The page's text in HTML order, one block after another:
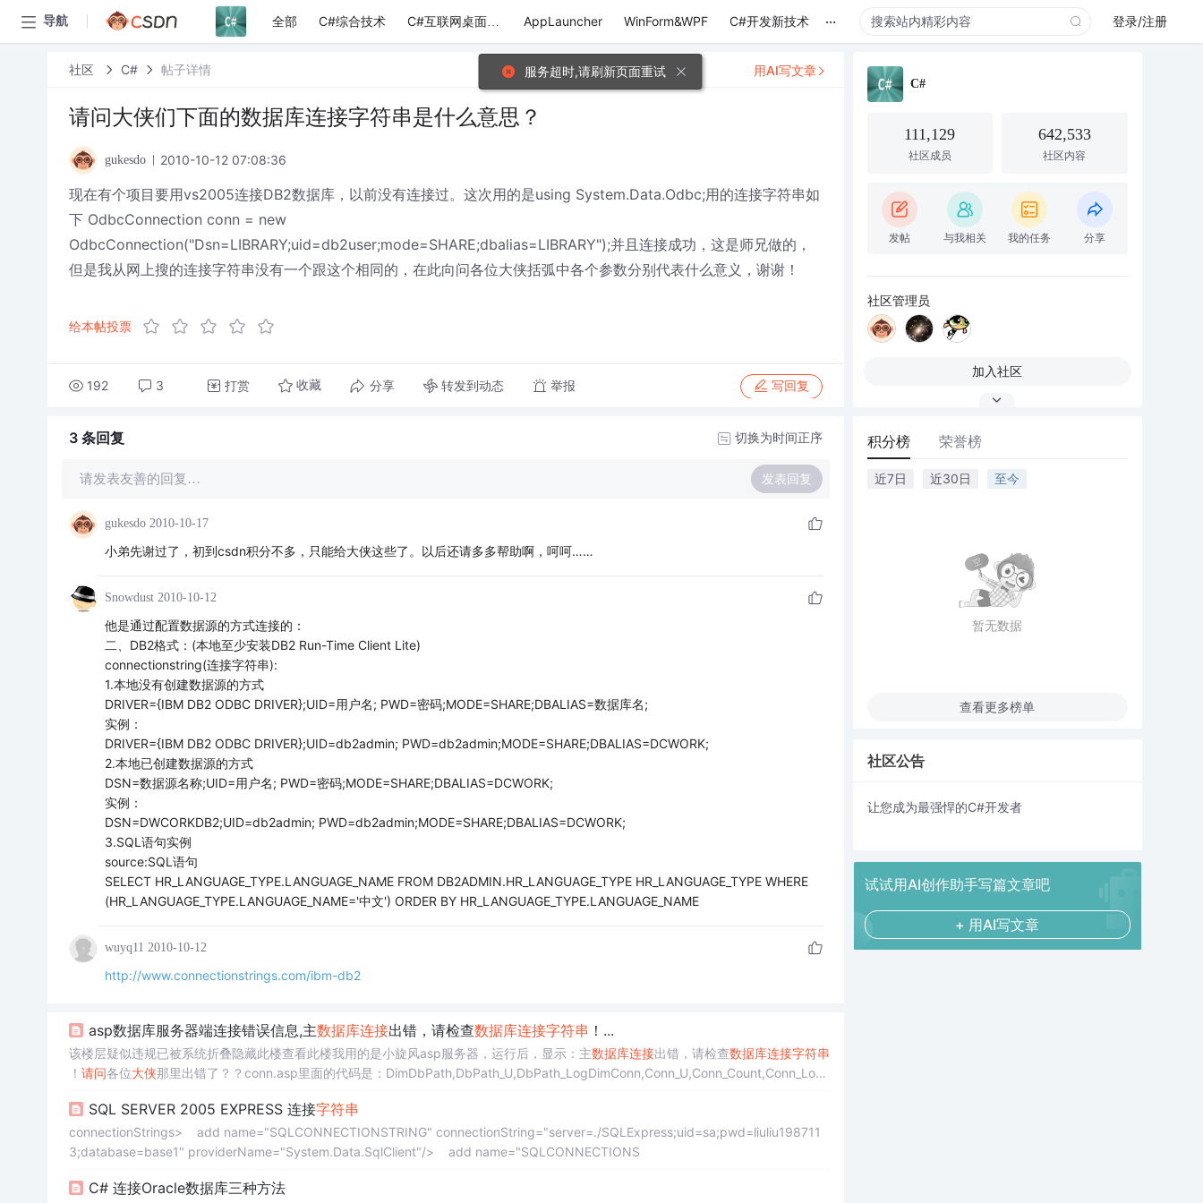
导航 全部 C#综合技术 C#互联网桌面应用 AppLauncher WinForm&WPF C#开发新技术 ... 登录/注册
社区 C# 帖子详情
请问大侠们下面的数据库连接字符串是什么意思？
gukesdo 2010-10-12 07:08:36
现在有个项目要用vs2005连接DB2数据库，以前没有连接过。这次用的是using System.Data.Odbc;用的连接字符串如
下 OdbcConnection conn = new
OdbcConnection("Dsn=LIBRARY;uid=db2user;mode=SHARE;dbalias=LIBRARY");并且连接成功，这是师兄做的，
但是我从网上搜的连接字符串没有一个跟这个相同的，在此向问各位大侠括弧中各个参数分别代表什么意义，谢谢！
给本帖投票
192 3 打赏 收藏 分享 转发到动态 举报 写回复
用AI写文章
3 条回复 切换为时间正序
请发表友善的回复… 发表回复
gukesdo 2010-10-17
小弟先谢过了，初到csdn积分不多，只能给大侠这些了。以后还请多多帮助啊，呵呵……
Snowdust 2010-10-12
他是通过配置数据源的方式连接的：
二、DB2格式：(本地至少安装DB2 Run-Time Client Lite)
connectionstring(连接字符串):
1.本地没有创建数据源的方式
DRIVER={IBM DB2 ODBC DRIVER};UID=用户名; PWD=密码;MODE=SHARE;DBALIAS=数据库名;
实例：
DRIVER={IBM DB2 ODBC DRIVER};UID=db2admin; PWD=db2admin;MODE=SHARE;DBALIAS=DCWORK;
2.本地已创建数据源的方式
DSN=数据源名称;UID=用户名; PWD=密码;MODE=SHARE;DBALIAS=DCWORK;
实例：
DSN=DWCORKDB2;UID=db2admin; PWD=db2admin;MODE=SHARE;DBALIAS=DCWORK;
3.SQL语句实例
source:SQL语句
SELECT HR_LANGUAGE_TYPE.LANGUAGE_NAME FROM DB2ADMIN.HR_LANGUAGE_TYPE HR_LANGUAGE_TYPE WHERE
(HR_LANGUAGE_TYPE.LANGUAGE_NAME='中文') ORDER BY HR_LANGUAGE_TYPE.LANGUAGE_NAME
wuyq11 2010-10-12
http://www.connectionstrings.com/ibm-db2
asp数据库服务器端连接错误信息,主数据库连接出错，请检查数据库连接字符串 ！...
该楼层疑似违规已被系统折叠隐藏此楼查看此楼我用的是小旋风asp服务器，运行后，显示：主数据库连接出错，请检查数据库连接字符串
！ 请问各位大侠那里出错了？？conn.asp里面的代码是：DimDbPath,DbPath_U,DbPath_LogDimConn,Conn_U,Conn_Count,Conn_Log
SQL SERVER 2005 EXPRESS 连接字符串
connectionStrings> add name="SQLCONNECTIONSTRING" connectionString="server=./SQLExpress;uid=sa;pwd=liuliu198711
3;database=base1" providerName="System.Data.SqlClient"/> add name="SQLCONNECTIONS
C# 连接Oracle数据库三种方法
C#
111,129
社区成员
642,533
社区内容
发帖 与我相关 我的任务 分享
社区管理员
加入社区
积分榜 荣誉榜
近7日 近30日 至今
暂无数据
查看更多榜单
社区公告
让您成为最强悍的C#开发者
试试用AI创作助手写篇文章吧
+ 用AI写文章
服务超时,请刷新页面重试